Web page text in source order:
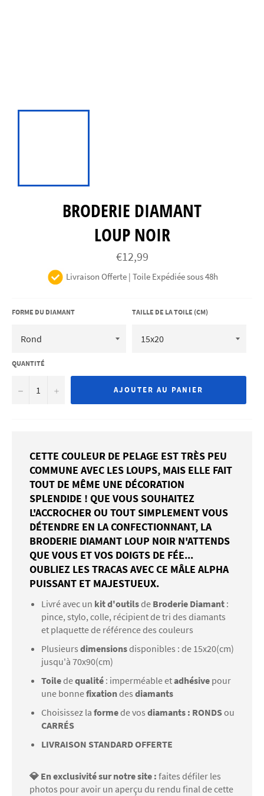
BRODERIE DIAMANT
LOUP NOIR
Prix
régulier
€12,99
Livraison Offerte | Toile Expédiée sous 48h
FORME DU DIAMANT TAILLE DE LA TOILE (CM)
QUANTITÉ
− + AJOUTER AU PANIER
CETTE COULEUR DE PELAGE EST TRÈS PEU
COMMUNE AVEC LES LOUPS, MAIS ELLE FAIT
TOUT DE MÊME UNE DÉCORATION
SPLENDIDE ! QUE VOUS SOUHAITEZ
L'ACCROCHER OU TOUT SIMPLEMENT VOUS
DÉTENDRE EN LA CONFECTIONNANT, LA
BRODERIE DIAMANT LOUP NOIR N'ATTENDS
QUE VOUS ET VOS DOIGTS DE FÉE...
OUBLIEZ LES TRACAS AVEC CE MÂLE ALPHA
PUISSANT ET MAJESTUEUX.
Livré avec un kit d'outilsde Broderie Diamant :
pince, stylo, colle, récipient de tri des diamants
et plaquette de référence des couleurs
Plusieurs dimensionsdisponibles : de 15x20(cm)
jusqu'à 70x90(cm)
Toiledequalité : imperméable etadhésive pour
une bonnefixationdes diamants
Choisissez la formede vos diamants : RONDSou
CARRÉS
LIVRAISON STANDARD OFFERTE
💎 En exclusivité sur notre site : faites défiler les
photos pour avoir un aperçu du rendu final de cette